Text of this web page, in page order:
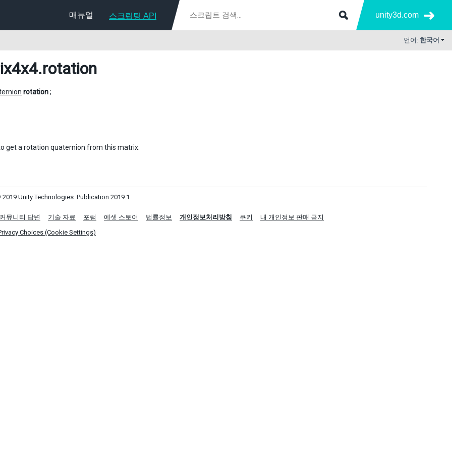
매뉴얼 스크립팅 API unity3d.com
언어: 한국어
.rotation
rotation;
get a rotation quaternion from this matrix.
Unity Technologies. Publication 2019.1
커뮤니티 답변 기술 자료 포럼 에셋 스토어 법률정보 개인정보처리방침 쿠키
내 개인정보 판매 금지
Choices (Cookie Settings)